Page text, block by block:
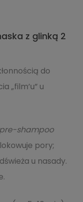
z glinką 2
do
„film’u” u
pre-shampoo
pory;
u nasady.